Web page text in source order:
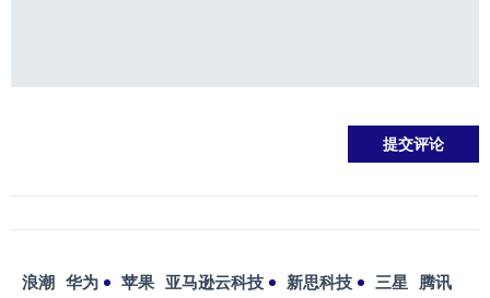
浪潮 华为 苹果 亚马逊云科技 新思科技 三星 腾讯